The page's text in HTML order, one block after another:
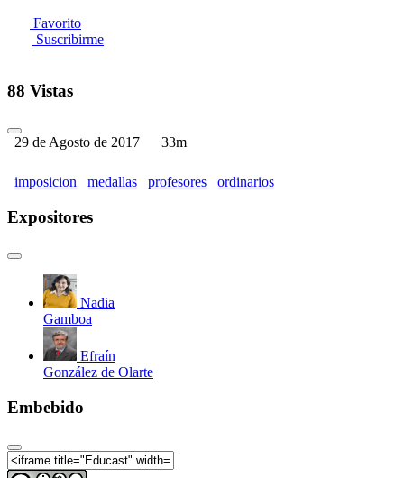
Favorito
Suscribirme
88 Vistas
29 de Agosto de 2017 33m
imposicion medallas profesores ordinarios
Expositores
Nadia
Gamboa
Efraín
González de Olarte
Embebido